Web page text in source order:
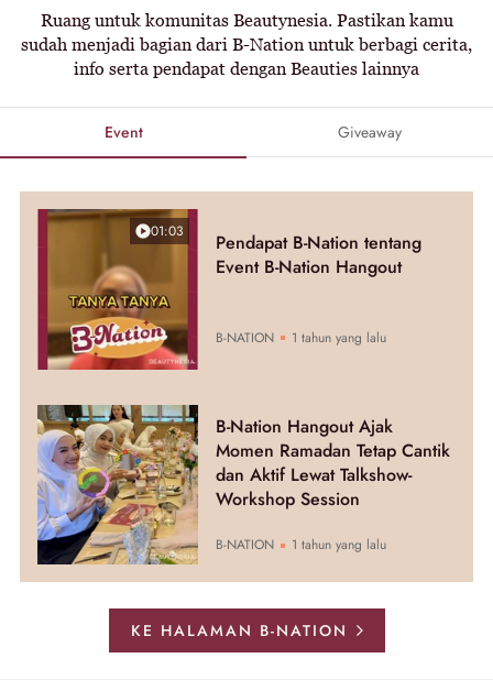
Ruang untuk komunitas Beautynesia. Pastikan kamu
sudah menjadi bagian dari B-Nation untuk berbagi cerita,
info serta pendapat dengan Beauties lainnya
Event Giveaway
01:03
Pendapat B-Nation tentang
Event B-Nation Hangout
B-NATION 1 tahun yang lalu
B-Nation Hangout Ajak
Momen Ramadan Tetap Cantik
dan Aktif Lewat Talkshow-
Workshop Session
B-NATION 1 tahun yang lalu
KE HALAMAN B-NATION